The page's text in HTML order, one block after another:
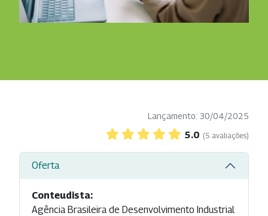
Lançamento: 30/04/2025
5.0 (5 avaliações)
Oferta
Conteudista:
Agência Brasileira de Desenvolvimento Industrial